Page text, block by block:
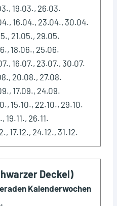
19.03., 26.03.
16.04., 23.04., 30.04.
21.05., 29.05.
18.06., 25.06.
16.07., 23.07., 30.07.
20.08., 27.08.
17.09., 24.09.
15.10., 22.10., 29.10.
19.11., 26.11.
17.12., 24.12., 31.12.
Deckel)
Kalenderwochen